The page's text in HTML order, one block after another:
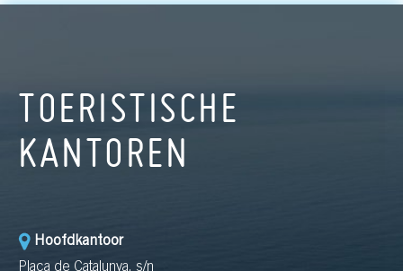
TOERISTISCHE
KANTOREN
Hoofdkantoor
Plaça de Catalunya, s/n